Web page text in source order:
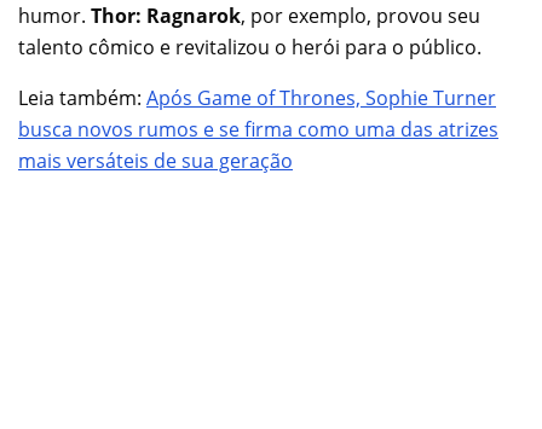
humor. Thor: Ragnarok, por exemplo, provou seu
talento cômico e revitalizou o herói para o público.
Leia também: Após Game of Thrones, Sophie Turner
busca novos rumos e se firma como uma das atrizes
mais versáteis de sua geração